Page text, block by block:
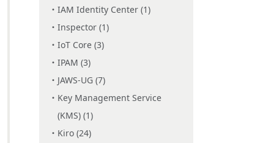
IAM Identity Center (1)
Inspector (1)
IoT Core (3)
IPAM (3)
JAWS-UG (7)
Key Management Service
(KMS) (1)
Kiro (24)